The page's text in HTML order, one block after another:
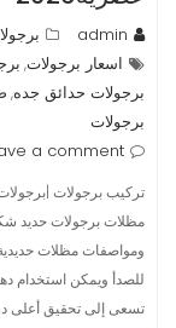
admin
اسعار برجولات,
برجولات حدائق جده,
برجولات
a comment
مظلات برجولات حديد
ومواصفات مظلات
للصدأ ويمكن استخدام
تسعى إلى تحقيق أعلى